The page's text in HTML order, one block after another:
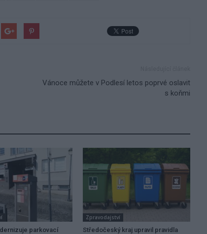
Vánoce můžete v Podlesí letos poprvé oslavit
s koňmi
parkovací
Zpravodajství
Středočeský kraj upravil pravidla